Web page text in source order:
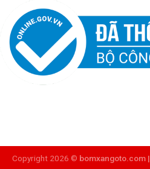
Copyright 2026 © bomxangoto.com |